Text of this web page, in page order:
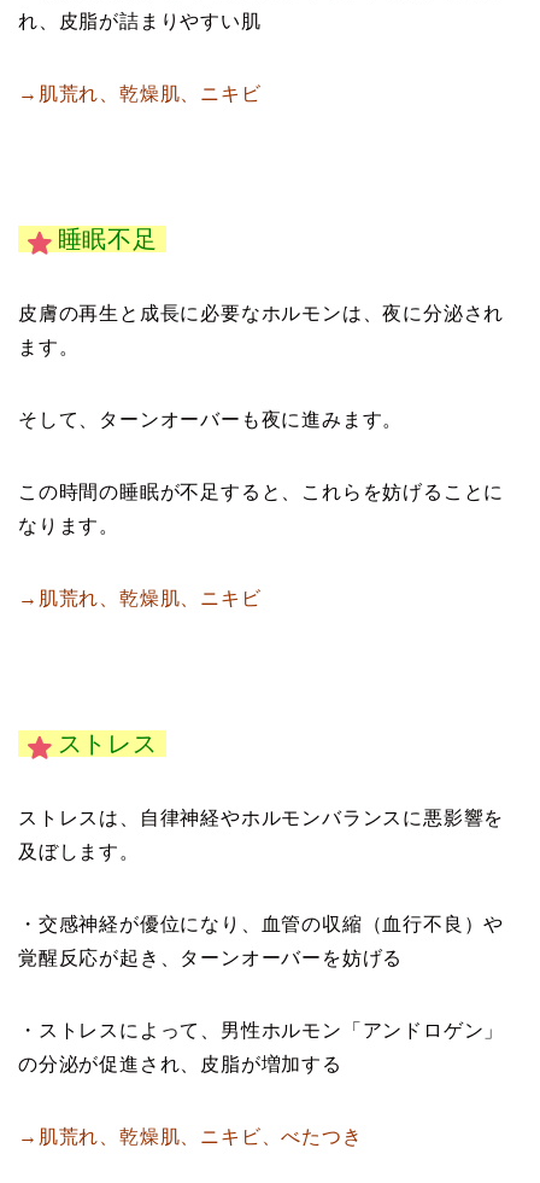
れ、皮脂が詰まりやすい肌
→肌荒れ、乾燥肌、ニキビ
睡眠不足
皮膚の再生と成長に必要なホルモンは、夜に分泌され
ます。
そして、ターンオーバーも夜に進みます。
この時間の睡眠が不足すると、これらを妨げることに
なります。
→肌荒れ、乾燥肌、ニキビ
ストレス
ストレスは、自律神経やホルモンバランスに悪影響を
及ぼします。
・交感神経が優位になり、血管の収縮（血行不良）や
覚醒反応が起き、ターンオーバーを妨げる
・ストレスによって、男性ホルモン「アンドロゲン」
の分泌が促進され、皮脂が増加する
→肌荒れ、乾燥肌、ニキビ、べたつき